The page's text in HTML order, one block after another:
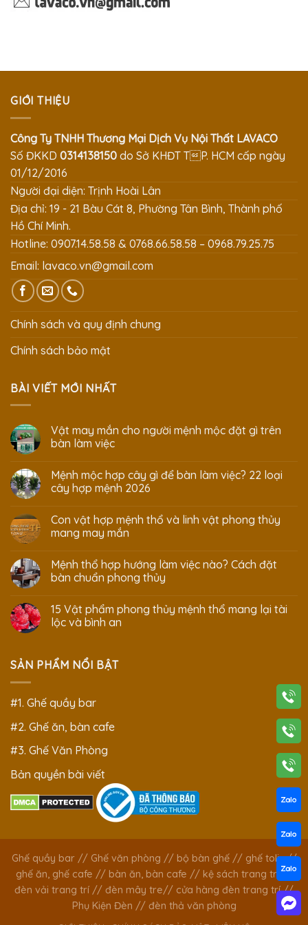
GIỚI THIỆU
Công Ty TNHH Thương Mại Dịch Vụ Nội Thất LAVACO
Số ĐKKD 0314138150 do Sở KHĐT TP. HCM cấp ngày
01/12/2016
Người đại diện: Trịnh Hoài Lân
Địa chỉ: 19 - 21 Bàu Cát 8, Phường Tân Bình, Thành phố
Hồ Chí Minh.
Hotline: 0907.14.58.58 & 0768.66.58.58 – 0968.79.25.75
Email: lavaco.vn@gmail.com
Chính sách và quy định chung
Chính sách bảo mật
BÀI VIẾT MỚI NHẤT
Vật may mắn cho người mệnh mộc đặt gì trên
bàn làm việc
Mệnh mộc hợp cây gì để bàn làm việc? 22 loại
cây hợp mệnh 2026
Con vật hợp mệnh thổ và linh vật phong thủy
mang may mắn
Mệnh thổ hợp hướng làm việc nào? Cách đặt
bàn chuẩn phong thủy
15 Vật phẩm phong thủy mệnh thổ mang lại tài
lộc và bình an
SẢN PHẨM NỔI BẬT
#1. Ghế quầy bar
#2. Ghế ăn, bàn cafe
#3. Ghế Văn Phòng
Bản quyền bài viết
Ghế quầy bar// Ghế văn phòng // bộ bàn ghế// ghế tolix//
ghế ăn, ghế cafe // bàn ăn, bàn cafe // kệ sách trang trí //
đèn vải trang trí // đèn mây tre// cửa hàng đèn trang trí//
Phụ Kiện Đèn // đèn thả văn phòng